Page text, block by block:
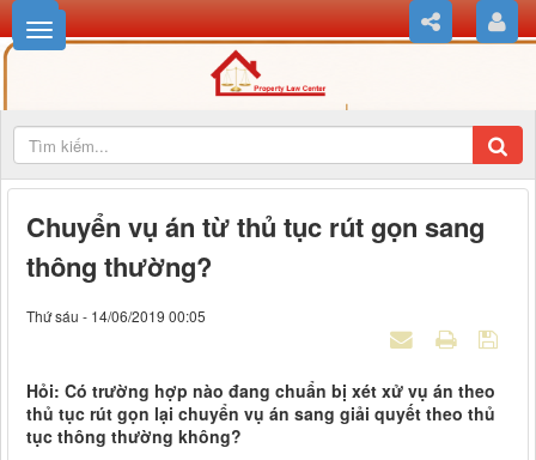
Chuyển vụ án từ thủ tục rút gọn sang
thông thường?
Thứ sáu - 14/06/2019 00:05
Hỏi: Có trường hợp nào đang chuẩn bị xét xử vụ án theo
thủ tục rút gọn lại chuyển vụ án sang giải quyết theo thủ
tục thông thường không?